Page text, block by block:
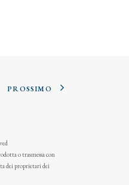
PROSSIMO
o trasmessa con
dei proprietari dei